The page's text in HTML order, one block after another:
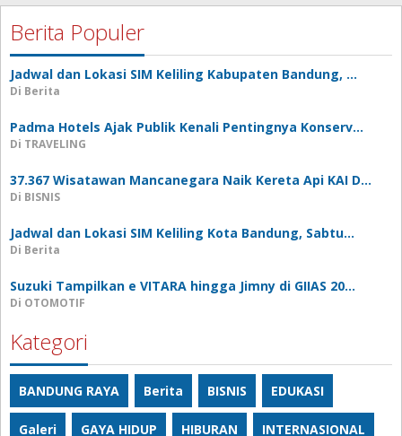
Berita Populer
Jadwal dan Lokasi SIM Keliling Kabupaten Bandung, …
Di Berita
Padma Hotels Ajak Publik Kenali Pentingnya Konserv…
Di TRAVELING
37.367 Wisatawan Mancanegara Naik Kereta Api KAI D…
Di BISNIS
Jadwal dan Lokasi SIM Keliling Kota Bandung, Sabtu…
Di Berita
Suzuki Tampilkan e VITARA hingga Jimny di GIIAS 20…
Di OTOMOTIF
Kategori
BANDUNG RAYA Berita BISNIS EDUKASI
Galeri GAYA HIDUP HIBURAN INTERNASIONAL